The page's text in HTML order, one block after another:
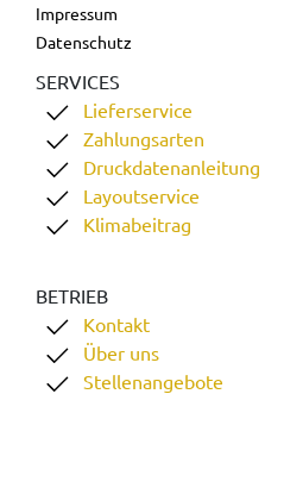
Impressum
Datenschutz
SERVICES
Lieferservice
Zahlungsarten
Druckdatenanleitung
Layoutservice
Klimabeitrag
BETRIEB
Kontakt
Über uns
Stellenangebote